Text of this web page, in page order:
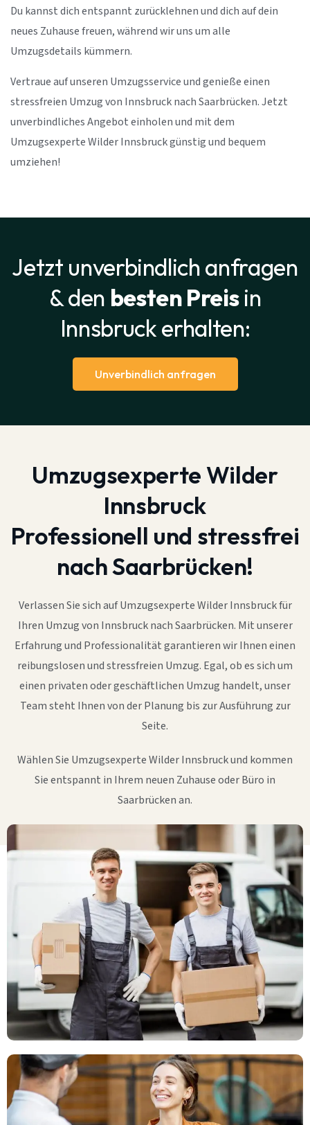
Du kannst dich entspannt zurücklehnen und dich auf dein
neues Zuhause freuen, während wir uns um alle
Umzugsdetails kümmern.
Vertraue auf unseren Umzugsservice und genieße einen
stressfreien Umzug von Innsbruck nach Saarbrücken. Jetzt
unverbindliches Angebot einholen und mit dem
Umzugsexperte Wilder Innsbruck günstig und bequem
umziehen!
Jetzt unverbindlich anfragen
& den besten Preisin
Innsbruck erhalten:
Unverbindlich anfragen
Umzugsexperte Wilder
Innsbruck
Professionell und stressfrei
nach Saarbrücken!
Verlassen Sie sich auf Umzugsexperte Wilder Innsbruck für
Ihren Umzug von Innsbruck nach Saarbrücken. Mit unserer
Erfahrung und Professionalität garantieren wir Ihnen einen
reibungslosen und stressfreien Umzug. Egal, ob es sich um
einen privaten oder geschäftlichen Umzug handelt, unser
Team steht Ihnen von der Planung bis zur Ausführung zur
Seite.
Wählen Sie Umzugsexperte Wilder Innsbruck und kommen
Sie entspannt in Ihrem neuen Zuhause oder Büro in
Saarbrücken an.